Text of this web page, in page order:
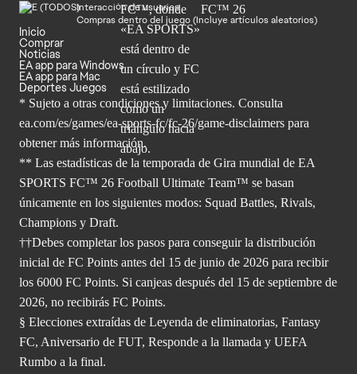
Interacción de usuarios
Compras dentro del juego (Incluye artículos aleatorios)
Inicio
Comprar
Noticias
EA app para Windows
EA app para Mac
Deportes Juegos
* Sujeto a otras condiciones y limitaciones. Consulta
ea.com/es/games/ea-sports-fc/fc-26/game-disclaimers para
obtenermás información.
** Las estadísticas de la temporada de Gira mundial de EA
SPORTS FC™ 26 Football Ultimate Team™ se basan
únicamente en los siguientes modos: Squad Battles, Rivals,
Champions y Draft.
††Debes completar los pasos para conseguir la distribución
inicial de FC Points antes del 15 de junio de 2026 para recibir
los 6000 FC Points. Si canjeas después del 15 de septiembre de
2026, no recibirás FC Points.
§ Elecciones extraídas de Leyenda de eliminatorias, Fantasy
FC, Aniversario de FUT, Responde a la llamada y UEFA
Rumbo a la final.